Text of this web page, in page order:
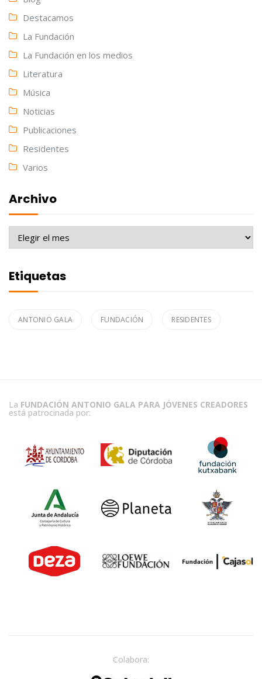
Destacamos
La Fundación
La Fundación en los medios
Literatura
Música
Noticias
Publicaciones
Residentes
Varios
Archivo
Archivo
Etiquetas
ANTONIO GALA FUNDACIÓN RESIDENTES
La FUNDACIÓN ANTONIO GALA PARA JÓVENES CREADORES
está patrocinada por:
Colabora: